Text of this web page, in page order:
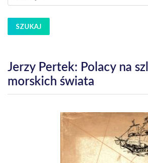
SZUKAJ
Jerzy Pertek: Polacy na
morskich świata